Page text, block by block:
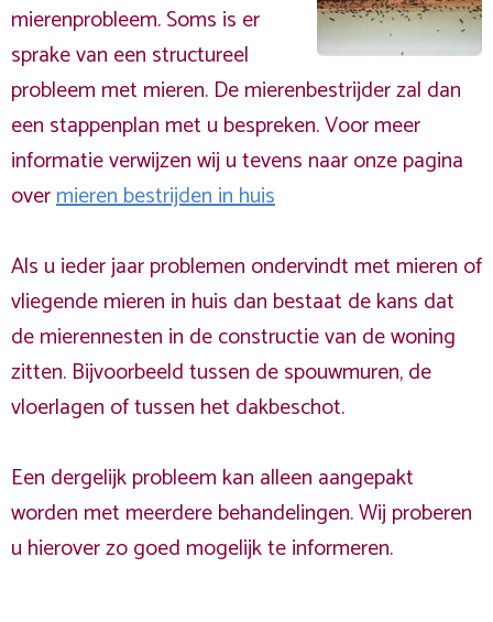
mierenprobleem. Soms is er
sprake van een structureel
probleem met mieren. De mierenbestrijder zal dan
een stappenplan met u bespreken. Voor meer
informatie verwijzen wij u tevens naar onze pagina
overmieren bestrijden in huis
Als u ieder jaar problemen ondervindt met mieren of
vliegende mieren in huis dan bestaat de kans dat
de mierennesten in de constructie van de woning
zitten. Bijvoorbeeld tussen de spouwmuren, de
vloerlagen of tussen het dakbeschot.
Een dergelijk probleem kan alleen aangepakt
worden met meerdere behandelingen. Wij proberen
u hierover zo goed mogelijk te informeren.